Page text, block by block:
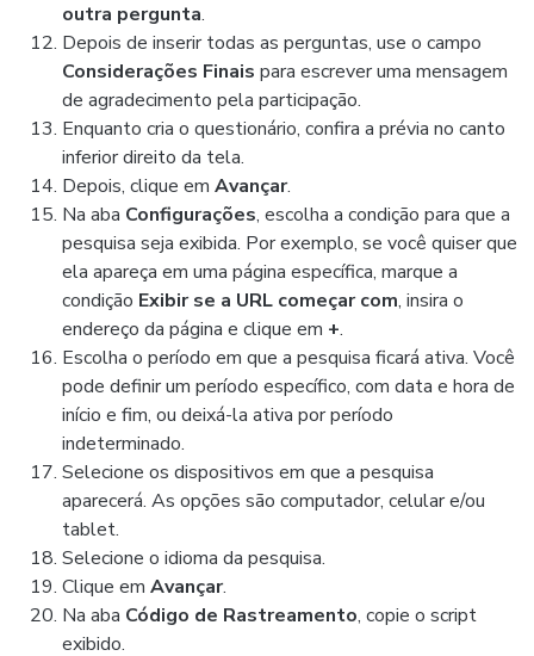
outra pergunta.
Depois de inserir todas as perguntas, use o campo
Considerações Finais para escrever uma mensagem
de agradecimento pela participação.
Enquanto cria o questionário, confira a prévia no canto
inferior direito da tela.
Depois, clique em Avançar.
Na aba Configurações, escolha a condição para que a
pesquisa seja exibida. Por exemplo, se você quiser que
ela apareça em uma página específica, marque a
condição Exibir se a URL começar com, insira o
endereço da página e clique em +.
Escolha o período em que a pesquisa ficará ativa. Você
pode definir um período específico, com data e hora de
início e fim, ou deixá-la ativa por período
indeterminado.
Selecione os dispositivos em que a pesquisa
aparecerá. As opções são computador, celular e/ou
tablet.
Selecione o idioma da pesquisa.
Clique em Avançar.
Na aba Código de Rastreamento, copie o script
exibido.